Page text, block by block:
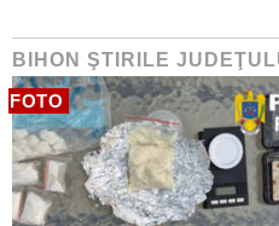
BIHON ŞTIRILE
FOTO